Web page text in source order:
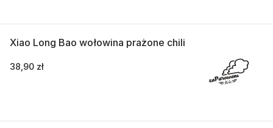
Xiao Long Bao wołowina prażone chili
38,90 zł